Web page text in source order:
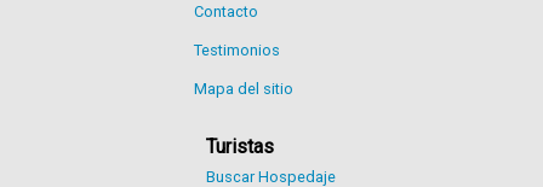
Contacto
Testimonios
Mapa del sitio
Turistas
Buscar Hospedaje